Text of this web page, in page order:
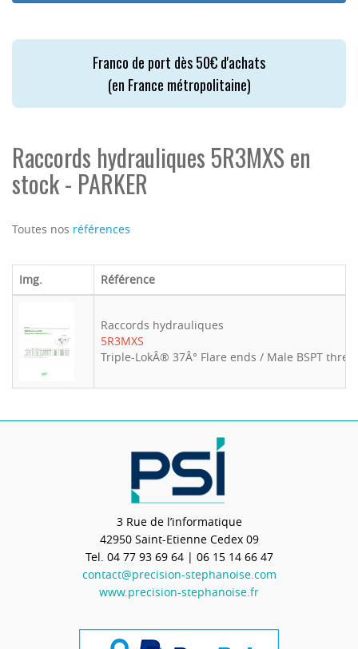
Franco de port dès 50€ d'achats
(en France métropolitaine)
Raccords hydrauliques 5R3MXS en
stock - PARKER
Toutes nos références
Img. Référence
Raccords hydrauliques
5R3MXS
Triple-LokÂ® 37Â° Flare ends / Male BSPT
3 Rue de l’informatique
42950 Saint-Etienne Cedex 09
Tel. 04 77 93 69 64| 06 15 14 66 47
contact@precision-stephanoise.com
www.precision-stephanoise.fr